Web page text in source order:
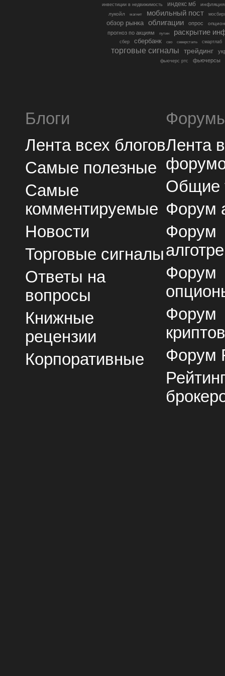
инвестиции в недвижимость индекс мб
инфляция
лукойл
магнит мобильный пост
обзор рынка облигации опрос
прогноз по акциям путин раскрытие
сбер сбербанк сво северсталь смартлаб
торговые сигналы трейдинг
фьючерс ртс фьючерсы
Блоги
Лента всех блогов
Самые полезные
Самые
комментируемые
Новости
Торговые сигналы
Ответы на
вопросы
Книжные
рецензии
Корпоративные
Лента
Общие
Форум
Форум
Форум
Форум
Форум